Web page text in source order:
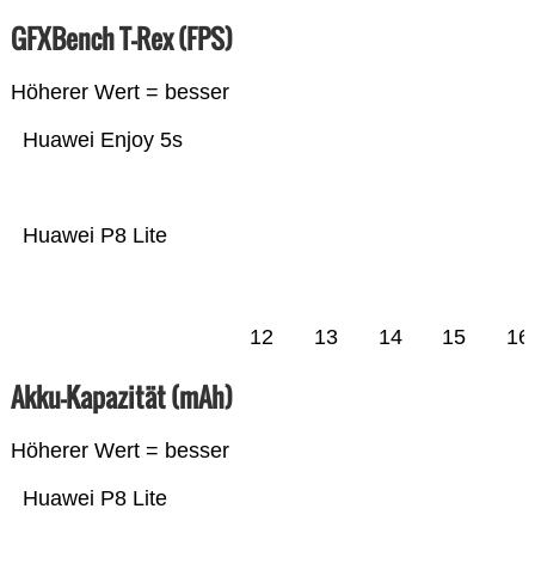
GFXBench T-Rex (FPS)
Höherer Wert = besser
Huawei P8 Lite
Huawei Enjoy 5s
12 13 14 15 16
Akku-Kapazität (mAh)
Höherer Wert = besser
Huawei P8 Lite